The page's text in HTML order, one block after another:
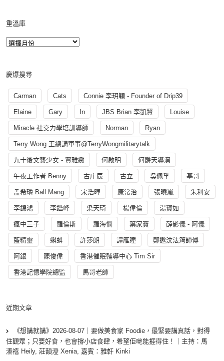
重溫庫
慶爆搜尋
Carman Cats Connie 李玥穎 - Founder of Drip39
Elaine Gary In JBS Brian 李凱賢 Louise
Miracle 社交力學培訓導師 Norman Ryan
Terry Wong 王總講軍事@TerryWongmilitarytalk
九十後文藝少女 - 賈雅緻 何啟明 何爵天導演
午夜工作者 Benny 古庄辰 古立 吳佩孚 基哥
孟希璘 Ball Mang 宋浩暉 康常治 張曉嵐 朱利安
李錦鴻 李鑑峰 梁天琦 楊偉倫 湯寳如
瘋中三子 羅倫斯 羅海憫 葉家寶 薛影儀 - 阿儀
藍精靈 蝌蚪 許莎朗 譚雁瞳 鄭遨汶法筠師傅
阿銀 陳俊偉 香港催眠輔導中心 Tim Sir
香港記憶學院總監 馬哥老師
近期文章
《想講就講》2026-08-07｜要做美食家 Foodie，最緊要講真話，對得
住觀眾；只要好食，也會撐小店食肆，希望佢哋能捱得住！｜主持：馬
溱禧 Heily, 莊韻澄 Xenia, 嘉賓：雅軒 Kinki